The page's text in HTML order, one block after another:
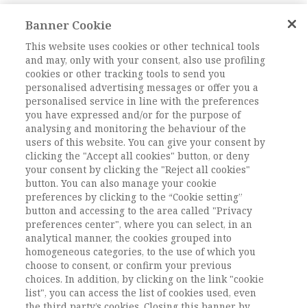
Keywords:sociologia delle emozioni, lavoro di
cura, stereotipi di genere, caregiver, vergogna,
sociology of emotions, care work, gender
stereotypes, caregiver, shame
DOI:DOI: 10.1485/2281-2652-202117-9
Pagine217-234
L'ACCESSO A QUESTO
CONTENUTO E' RISERVATO AGLI
UTENTI ABBONATI
Sei abbonato?ESEGUI L'ACCESSOoppure
ABBONATI.
Banner Cookie
This website uses cookies or other technical tools
and may, only with your consent, also use profiling
cookies or other tracking tools to send you
personalised advertising messages or offer you a
personalised service in line with the preferences
you have expressed and/or for the purpose of
analysing and monitoring the behaviour of the
users of this website. You can give your consent by
clicking the "Accept all cookies" button, or deny
your consent by clicking the "Reject all cookies"
button. You can also manage your cookie
preferences by clicking to the “Cookie setting”
button and accessing to the area called "Privacy
preferences center", where you can select, in an
analytical manner, the cookies grouped into
homogeneous categories, to the use of which you
choose to consent, or confirm your previous
choices. In addition, by clicking on the link "cookie
list", you can access the list of cookies used, even